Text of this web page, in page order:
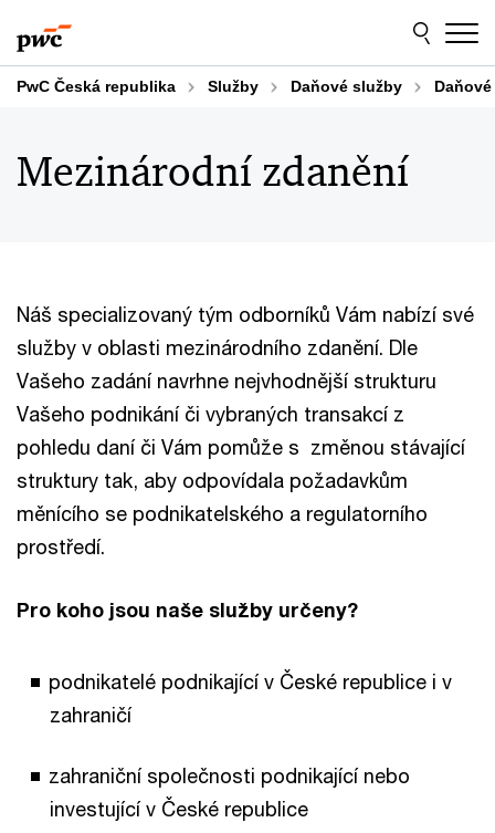
to
content
to
footer
PwC Česká republika Služby Daňové služby
Mezinárodní zdanění
Náš specializovaný tým odborníků Vám nabízí své
služby v oblasti mezinárodního zdanění. Dle
Vašeho zadání navrhne nejvhodnější strukturu
Vašeho podnikání či vybraných transakcí z
pohledu daní či Vám pomůže s změnou stávající
struktury tak, aby odpovídala požadavkům
měnícího se podnikatelského a regulatorního
prostředí.
Pro koho jsou naše služby určeny?
podnikatelé podnikající v České republice i v
zahraničí
zahraniční společnosti podnikající nebo
investující v České republice